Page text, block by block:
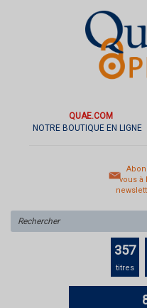
QUAE.COM
NOTRE BOUTIQUE EN LIGNE
vous à
357
titres